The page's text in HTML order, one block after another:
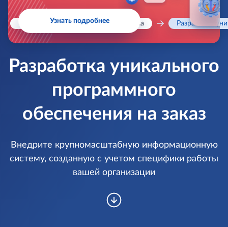
Узнать подробнее
Главная Заказная разработка Разработка
Разработка уникального
программного
обеспечения на заказ
Внедрите крупномасштабную информационную
систему, созданную с учетом специфики работы
вашей организации